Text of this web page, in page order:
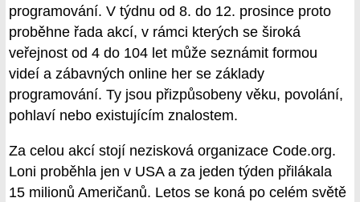
programování. V týdnu od 8. do 12. prosince proto
proběhne řada akcí, v rámci kterých se široká
veřejnost od 4 do 104 let může seznámit formou
videí a zábavných online her se základy
programování. Ty jsou přizpůsobeny věku, povolání,
pohlaví nebo existujícím znalostem.
Za celou akcí stojí nezisková organizace Code.org.
Loni proběhla jen v USA a za jeden týden přilákala
15 milionů Američanů. Letos se koná po celém světě